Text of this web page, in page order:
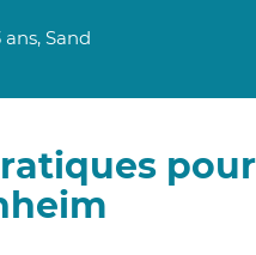
ans, Sand
pour